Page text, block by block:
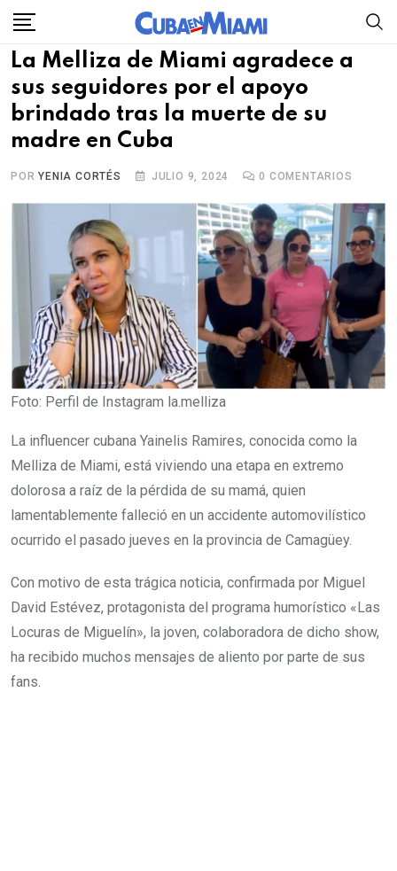
Skip
content
La Melliza de Miami agradece a
sus seguidores por el apoyo
brindado tras la muerte de su
madre en Cuba
PORYENIA CORTÉS JULIO 9, 2024 0 COMENTARIOS
Foto: Perfil de Instagram la.melliza
La influencer cubana Yainelis Ramires, conocida como la
Melliza de Miami, está viviendo una etapa en extremo
dolorosa a raíz de la pérdida de su mamá, quien
lamentablemente falleció en un accidente automovilístico
ocurrido el pasado jueves en la provincia de Camagüey.
Con motivo de esta trágica noticia, confirmada por Miguel
David Estévez, protagonista del programa humorístico «Las
Locuras de Miguelín», la joven, colaboradora de dicho show,
ha recibido muchos mensajes de aliento por parte de sus
fans.